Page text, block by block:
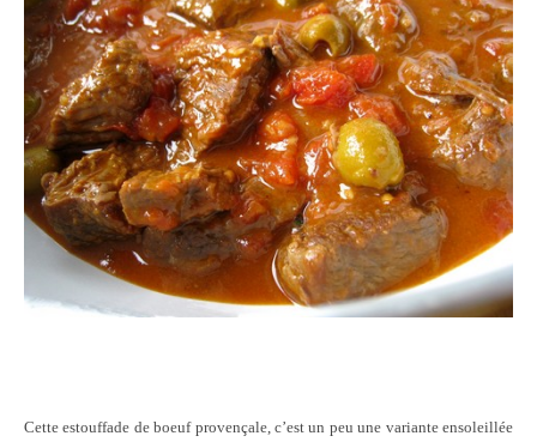
Cette estouffade de boeuf provençale, c’est un peu une variante ensoleillée